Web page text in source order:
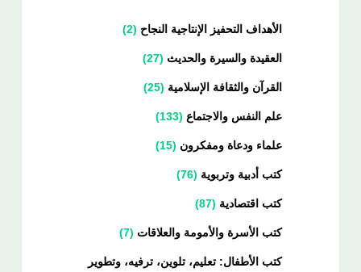
الأهداف التحفيز الإنتاجية النجاح 2
العقيدة والسيرة والحديث 27
القرآن والثقافة الإسلامية 25
علم النفس والاجتماع 133
علماء ودعاة ومفكرون 15
كتب أدبية وتربوية 76
كتب اقتصادية 87
كتب الأسرة والأمومة والعلاقات 7
كتب الأطفال: تعليم، تلوين، ترفيه، وتطوير